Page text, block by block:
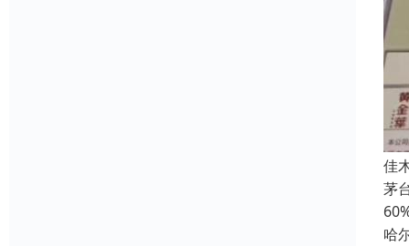
佳
茅
哈